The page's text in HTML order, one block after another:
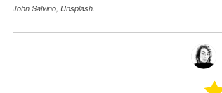
John Salvino, Unsplash.